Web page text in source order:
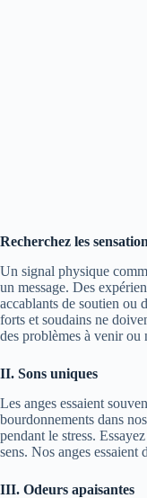
Recherchez les
Un signal physique
un message. Des
accablants de soutien ou
forts et soudains ne
des problèmes à venir ou
II. Sons uniques
Les anges essaient
bourdonnements dans
pendant le stress.
sens. Nos anges essaient
III. Odeurs apaisantes